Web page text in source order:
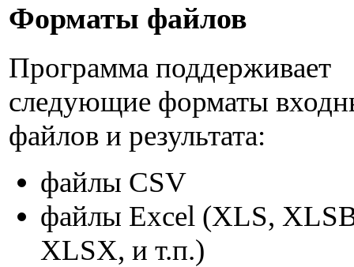
Форматы файлов
Программа поддерживает
следующие форматы
файлов и результата:
файлы CSV
файлы Excel (XLS,
XLSX, и т.п.)